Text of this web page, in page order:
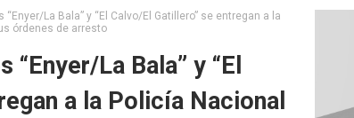
La Bala” y “El Calvo/El Gatillero” se entregan a la
órdenes de arresto
La Bala” y “El
a la Policía Nacional